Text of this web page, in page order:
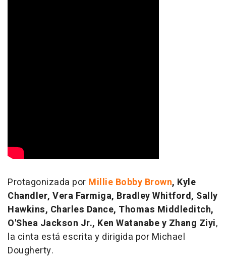
Protagonizada por Millie Bobby Brown, Kyle
Chandler, Vera Farmiga, Bradley Whitford, Sally
Hawkins, Charles Dance, Thomas Middleditch,
O'Shea Jackson Jr., Ken Watanabe y Zhang Ziyi,
la cinta está escrita y dirigida por Michael
Dougherty.